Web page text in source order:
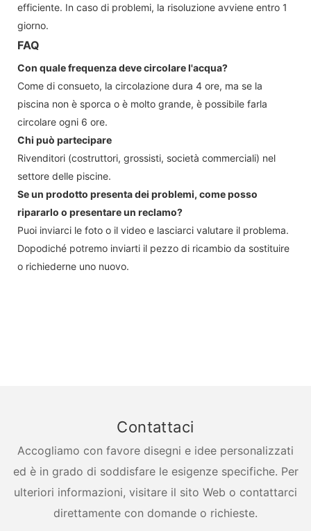
efficiente. In caso di problemi, la risoluzione avviene entro 1
giorno.
FAQ
Con quale frequenza deve circolare l'acqua?
Come di consueto, la circolazione dura 4 ore, ma se la
piscina non è sporca o è molto grande, è possibile farla
circolare ogni 6 ore.
Chi può partecipare
Rivenditori (costruttori, grossisti, società commerciali) nel
settore delle piscine.
Se un prodotto presenta dei problemi, come posso
ripararlo o presentare un reclamo?
Puoi inviarci le foto o il video e lasciarci valutare il problema.
Dopodiché potremo inviarti il ​​pezzo di ricambio da sostituire
o richiederne uno nuovo.
Contattaci
Accogliamo con favore disegni e idee personalizzati
ed è in grado di soddisfare le esigenze specifiche. Per
ulteriori informazioni, visitare il sito Web o contattarci
direttamente con domande o richieste.